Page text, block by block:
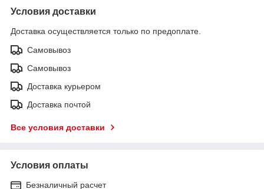
Условия доставки
Доставка осуществляется только по предоплате.
Самовывоз
Самовывоз
Доставка курьером
Доставка почтой
Все условия доставки
Условия оплаты
Безналичный расчет